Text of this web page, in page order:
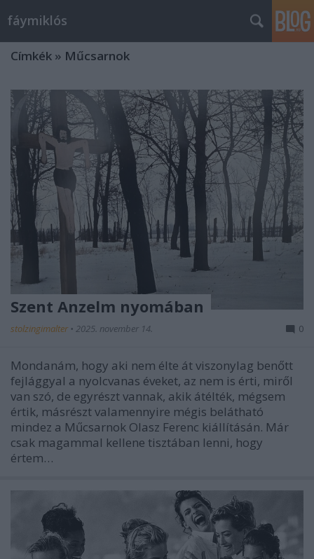
fáymiklós
Címkék » Műcsarnok
Szent Anzelm nyomában
stolzingimalter • 2025. november 14. 0
Mondanám, hogy aki nem élte át viszonylag benőtt
fejlággyal a nyolcvanas éveket, az nem is érti, miről
van szó, de egyrészt vannak, akik átélték, mégsem
értik, másrészt valamennyire mégis belátható
mindez a Műcsarnok Olasz Ferenc kiállításán. Már
csak magammal kellene tisztában lenni, hogy
értem…